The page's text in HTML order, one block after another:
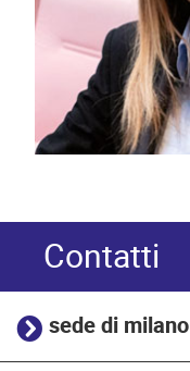
Contatti
sede di milano